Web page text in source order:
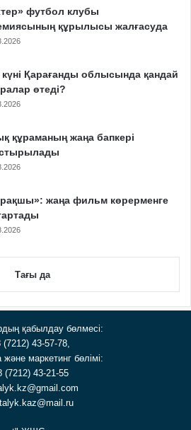
футбол клубы
құрылысы жалғасуда
Қарағанды облысында қандай
өтеді?
құраманың жаңа бапкері
жаңа фильм көрерменге
Тағы да
қабылдау бөлмесі:
(7212) 43-57-78,
маркетинг бөлімі:
(7212) 43-21-55